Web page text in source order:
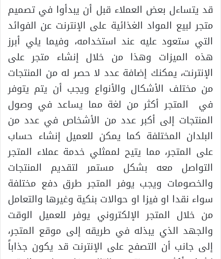
قد يتساءل بعض العملاء قبل أن يبدأوا في تصميم
متجر لبيع المواد الغذائية على الإنترنت عن الفوائد
التي ستعود عليه عند استخدامه، وفيما يلي أبرز
هذه الميزات وهذا من خلال إنشاء متجر على
الإنترنت، يمكنك إضافة عدد لا حصر له من المنتجات
من مختلف الأشكال والأنواع ويجب أن يتم يتوفر
في المتجر أكثر من لغة مما يساعد في وصول
المنتجات إلى أكبر عدد من الأشخاص في عدد من
البلدان المختلفة كما يمكن للعميل إنشاء حساب
على المتجر، مما يتيح لممثلي خدمة عملاء المتجر
التواصل معه بشكل مستمر لتقديم المنتجات
والخصومات ويجب يوفر المتجر طرق دفع مختلفة
سواء نقدا او فيزا او حوالات بنكية وغيرها والتعامل
من خلال المتجر الإلكتروني يوفر للعميل الوقت
والجهد الذي يبذله في طريقه إلى موقع المتجر،
إلى جانب أن التصفح على الإنترنت قد يكون جذاباً